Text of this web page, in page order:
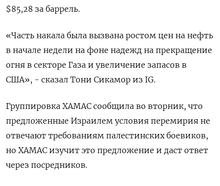
$85,28 за баррель.
«Часть накала была вызвана ростом цен на нефть
в начале недели на фоне надежд на прекращение
огня в секторе Газа и увеличение запасов в
США», - сказал Тони Сикамор из IG.
Группировка ХАМАС сообщила во вторник, что
предложенные Израилем условия перемирия не
отвечают требованиям палестинских боевиков,
но ХАМАС изучит это предложение и даст ответ
через посредников.